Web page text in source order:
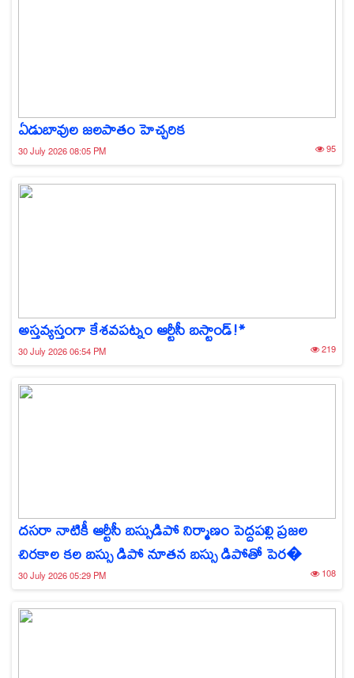
ఏడుబావుల జలపాతం హెచ్చరిక
30 July 2026 08:05 PM 95
అస్తవ్యస్తంగా కేశవపట్నం ఆర్టీసీ బస్టాండ్!*
30 July 2026 06:54 PM 219
దసరా నాటికీ ఆర్టీసీ బస్సుడిపో నిర్మాణం పెద్దపల్లి ప్రజల
చిరకాల కల బస్సు డిపో నూతన బస్సు డిపోతో పెర�
30 July 2026 05:29 PM 108